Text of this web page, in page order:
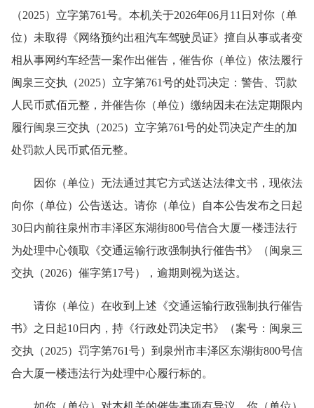
（2025）立字第761号。本机关于2026年06月11日对你（单
位）未取得《网络预约出租汽车驾驶员证》擅自从事或者变
相从事网约车经营一案作出催告，催告你（单位）依法履行
闽泉三交执（2025）立字第761号的处罚决定：警告、罚款
人民币贰佰元整，并催告你（单位）缴纳因未在法定期限内
履行闽泉三交执（2025）立字第761号的处罚决定产生的加
处罚款人民币贰佰元整。
因你（单位）无法通过其它方式送达法律文书，现依法
向你（单位）公告送达。请你（单位）自本公告发布之日起
30日内前往泉州市丰泽区东湖街800号信合大厦一楼违法行
为处理中心领取《交通运输行政强制执行催告书》（闽泉三
交执（2026）催字第17号），逾期则视为送达。
请你（单位）在收到上述《交通运输行政强制执行催告
书》之日起10日内，持《行政处罚决定书》（案号：闽泉三
交执（2025）罚字第761号）到泉州市丰泽区东湖街800号信
合大厦一楼违法行为处理中心履行标的。